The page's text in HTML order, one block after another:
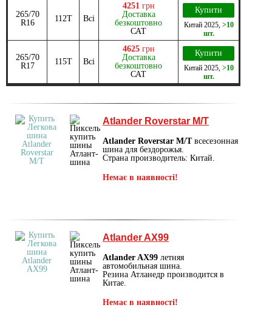
265/70
R16
112T Всі
4251 грн
Доставка
безкоштовно
САТ
Купити
Китай2025, >10
шт.
265/70
R17
115T Всі
4625 грн
Доставка
безкоштовно
САТ
Купити
Китай2025, >10
шт.
Atlander Roverstar M/T
Atlander Roverstar M/Tвсесезонная
шина для бездорожья.
Страна производитель: Китай.
Немає в наявності!
Atlander AX99
Atlander AX99 летняя
автомобильная шина.
Резина Атланедр производится в
Китае.
Немає в наявності!